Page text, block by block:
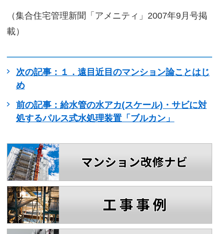
（集合住宅管理新聞「アメニティ」2007年9月号掲
載）
次の記事：１．遠目近目のマンション論ことはじ
め
前の記事：給水管の水アカ(スケール)・サビに対
処するパルス式水処理装置「ブルカン」